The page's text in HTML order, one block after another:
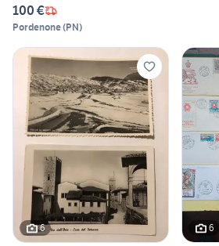
100 €
Pordenone(PN)
6 6